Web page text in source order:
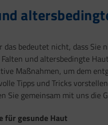
bedeutet nicht, dass
und altersbedingte
Maßnahmen, um dem
Tipps und Tricks
Sie gemeinsam mit uns die
für gesunde Haut